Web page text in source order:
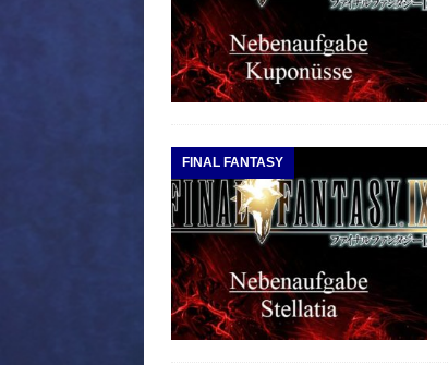
FINAL FANTASY